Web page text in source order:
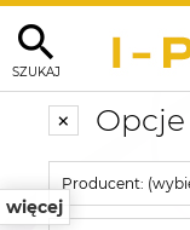
SZUKAJ
więcej
Producent: